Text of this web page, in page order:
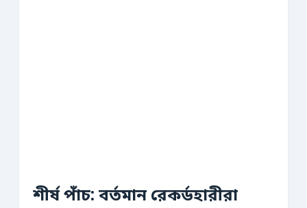
শীর্ষ পাঁচ: বর্তমান রেকর্ডহারীরা